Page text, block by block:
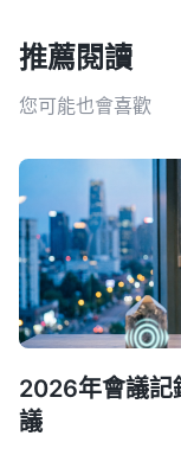
推薦閱讀
您可能也會喜歡
2026年會議記
議